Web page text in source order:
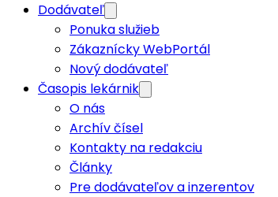
Dodávateľ
Ponuka služieb
Zákaznícky WebPortál
Nový dodávateľ
Časopis lekárnik
O nás
Archív čísel
Kontakty na redakciu
Články
Pre dodávateľov a inzerentov